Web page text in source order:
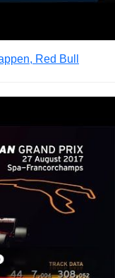
Red Bull